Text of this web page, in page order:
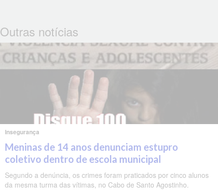
Outras notícias
Insegurança
Meninas de 14 anos denunciam estupro
coletivo dentro de escola municipal
Segundo a denúncia, os crimes foram praticados por cinco alunos
da mesma turma das vítimas, no Cabo de Santo Agostinho.